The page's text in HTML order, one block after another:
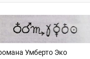
Умберто Эко